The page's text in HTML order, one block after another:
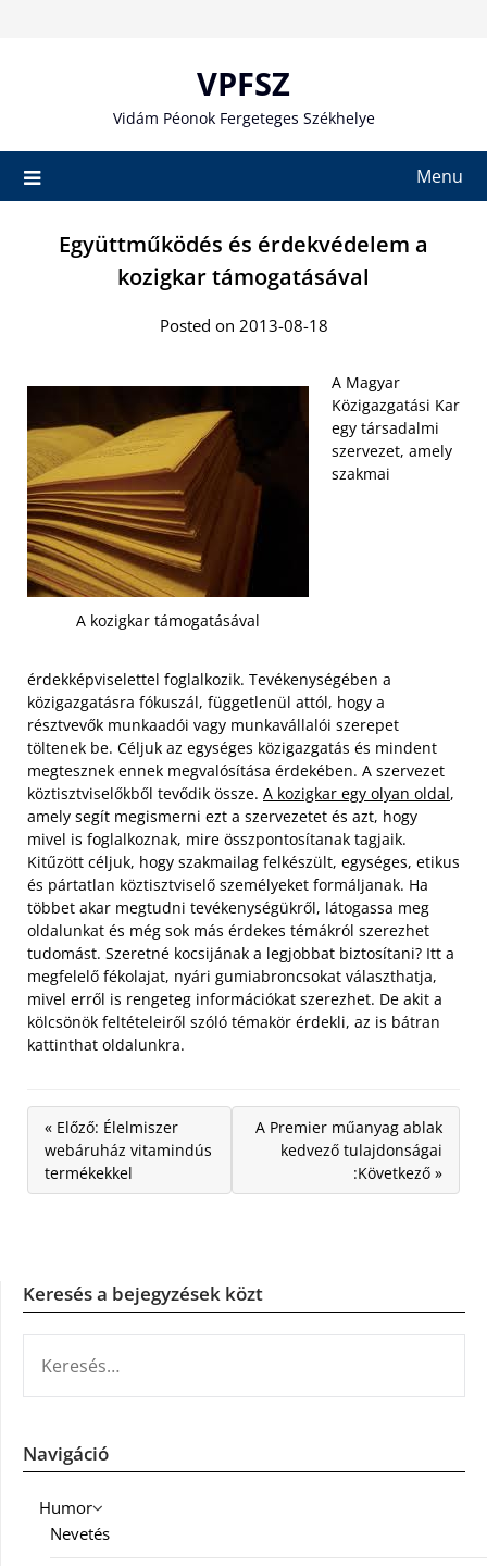
VPFSZ
Vidám Péonok Fergeteges Székhelye
Menu
Együttműködés és érdekvédelem a
kozigkar támogatásával
Posted on 2013-08-18
A kozigkar támogatásával
A Magyar
Közigazgatási Kar
egy társadalmi
szervezet, amely
szakmai
érdekképviselettel foglalkozik. Tevékenységében a
közigazgatásra fókuszál, függetlenül attól, hogy a
résztvevők munkaadói vagy munkavállalói szerepet
töltenek be. Céljuk az egységes közigazgatás és mindent
megtesznek ennek megvalósítása érdekében. A szervezet
köztisztviselőkből tevődik össze. A kozigkar egy olyan oldal,
amely segít megismerni ezt a szervezetet és azt, hogy
mivel is foglalkoznak, mire összpontosítanak tagjaik.
Kitűzött céljuk, hogy szakmailag felkészült, egységes, etikus
és pártatlan köztisztviselő személyeket formáljanak. Ha
többet akar megtudni tevékenységükről, látogassa meg
oldalunkat és még sok más érdekes témákról szerezhet
tudomást. Szeretné kocsijának a legjobbat biztosítani? Itt a
megfelelő fékolajat, nyári gumiabroncsokat választhatja,
mivel erről is rengeteg információkat szerezhet. De akit a
kölcsönök feltételeiről szóló témakör érdekli, az is bátran
kattinthat oldalunkra.
« Előző: Élelmiszer
webáruház vitamindús
termékekkel
A Premier műanyag ablak
kedvező tulajdonságai
:Következő »
Keresés a bejegyzések közt
Navigáció
Humor
Nevetés